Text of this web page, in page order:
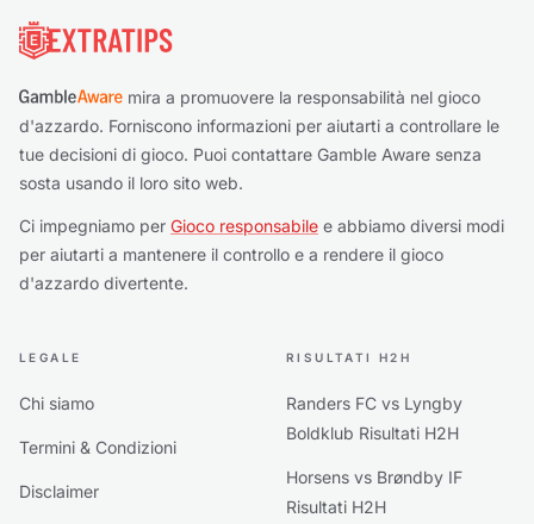
mira a promuovere la responsabilità nel gioco
d'azzardo. Forniscono informazioni per aiutarti a controllare le
tue decisioni di gioco. Puoi contattare Gamble Aware senza
sosta usando il loro sito web.
Ci impegniamo per Gioco responsabile e abbiamo diversi modi
per aiutarti a mantenere il controllo e a rendere il gioco
d'azzardo divertente.
LEGALE
Chi siamo
Termini & Condizioni
Disclaimer
RISULTATI H2H
Randers FC vs Lyngby
Boldklub Risultati H2H
Horsens vs Brøndby IF
Risultati H2H